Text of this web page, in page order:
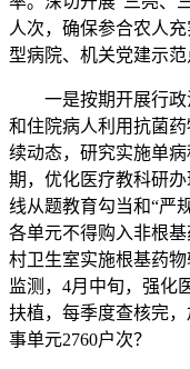
人次，确保参合农人
型病院、机关党建示
一是按期开展行政
和住院病人利用抗菌
续动态，研究实施单
期，优化医疗教科研
线从题教育勾当和“严
各单元不得购入非根
村卫生室实施根基药
监测，4月中旬，强化
扶植，每季度查核完
事单元2760户次？